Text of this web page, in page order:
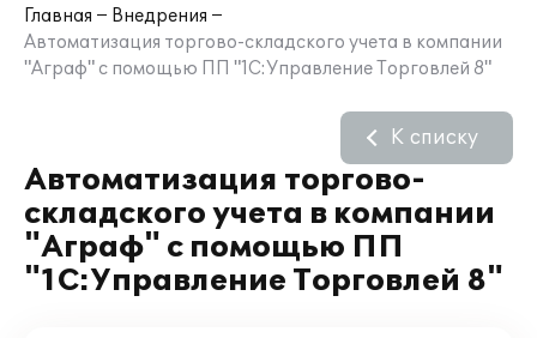
Главная
Внедрения
Автоматизация торгово-складского учета в компании
"Аграф" с помощью ПП "1С:Управление Торговлей 8"
Автоматизация торгово-
складского учета в компании
"Аграф" с помощью ПП
"1С:Управление Торговлей 8"
К списку